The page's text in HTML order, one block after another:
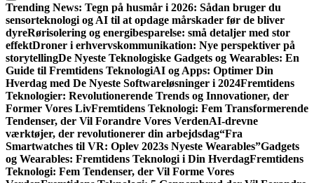
Trending News: Tegn på husmår i 2026: Sådan bruger du
sensorteknologi og AI til at opdage mårskader før de bliver
dyreRørisolering og energibesparelse: små detaljer med stor
effektDroner i erhvervskommunikation: Nye perspektiver på
storytellingDe Nyeste Teknologiske Gadgets og Wearables: En
Guide til Fremtidens TeknologiAI og Apps: Optimer Din
Hverdag med De Nyeste Softwareløsninger i 2024Fremtidens
Teknologier: Revolutionerende Trends og Innovationer, der
Former Vores LivFremtidens Teknologi: Fem Transformerende
Tendenser, der Vil Forandre Vores VerdenAI-drevne
værktøjer, der revolutionerer din arbejdsdag“Fra
Smartwatches til VR: Oplev 2023s Nyeste Wearables”Gadgets
og Wearables: Fremtidens Teknologi i Din HverdagFremtidens
Teknologi: Fem Tendenser, der Vil Forme Vores